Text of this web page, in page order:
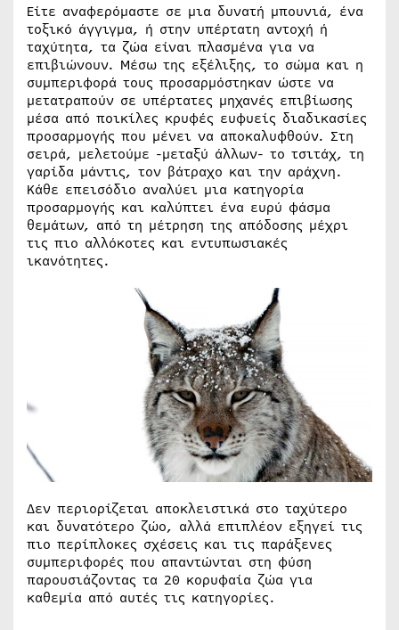
Είτε αναφερόμαστε σε μια δυνατή μπουνιά, ένα
τοξικό άγγιγμα, ή στην υπέρτατη αντοχή ή
ταχύτητα, τα ζώα είναι πλασμένα για να
επιβιώνουν. Μέσω της εξέλιξης, το σώμα και η
συμπεριφορά τους προσαρμόστηκαν ώστε να
μετατραπούν σε υπέρτατες μηχανές επιβίωσης
μέσα από ποικίλες κρυφές ευφυείς διαδικασίες
προσαρμογής που μένει να αποκαλυφθούν. Στη
σειρά, μελετούμε -μεταξύ άλλων- το τσιτάχ, τη
γαρίδα μάντις, τον βάτραχο και την αράχνη.
Κάθε επεισόδιο αναλύει μια κατηγορία
προσαρμογής και καλύπτει ένα ευρύ φάσμα
θεμάτων, από τη μέτρηση της απόδοσης μέχρι
τις πιο αλλόκοτες και εντυπωσιακές
ικανότητες.
Δεν περιορίζεται αποκλειστικά στο ταχύτερο
και δυνατότερο ζώο, αλλά επιπλέον εξηγεί τις
πιο περίπλοκες σχέσεις και τις παράξενες
συμπεριφορές που απαντώνται στη φύση
παρουσιάζοντας τα 20 κορυφαία ζώα για
καθεμία από αυτές τις κατηγορίες.